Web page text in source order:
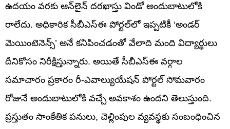
ఉదయం వరకు ఆన్‌లైన్ దరఖాస్తు విండో అందుబాటులోకి
రాలేదు. అధికారిక సీబీఎస్ఈ పోర్టల్‌లో ఇప్పటికీ ‘అండర్
మెయింటెనెన్స్’ అనే కనిపించడంతో వేలాది మంది విద్యార్థులు
దీనికోసం నిరీక్షిస్తున్నారు. అయితే సీబీఎస్ఈ వర్గాల
సమాచారం ప్రకారం రీ-ఎవాల్యుయేషన్ పోర్టల్ సోమవారం
రోజునే అందుబాటులోకి వచ్చే అవకాశం ఉందని తెలుస్తుంది.
ప్రస్తుతం సాంకేతిక పనులు, చెల్లింపుల వ్యవస్థకు సంబంధించిన